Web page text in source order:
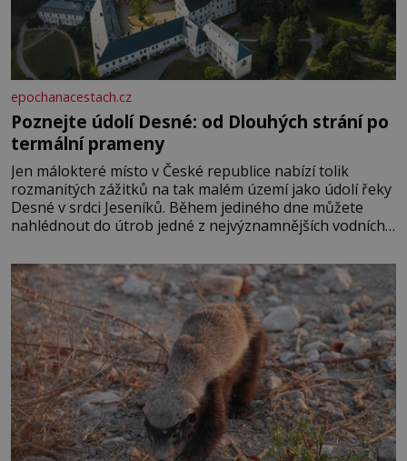
epochanacestach.cz
Poznejte údolí Desné: od Dlouhých strání po
termální prameny
Jen málokteré místo v České republice nabízí tolik
rozmanitých zážitků na tak malém území jako údolí řeky
Desné v srdci Jeseníků. Během jediného dne můžete
nahlédnout do útrob jedné z nejvýznamnějších vodních
se na koloběžce a den zakončit poznáváním památek ve
Velkých Losinách nebo v termálním